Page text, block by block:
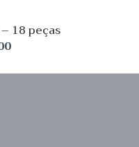
18 peças